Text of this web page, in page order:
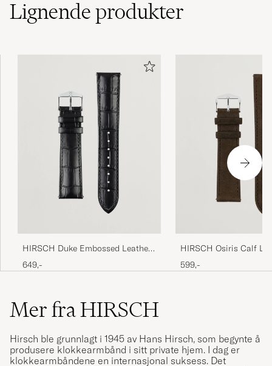
Lignendeprodukter
HIRSCH Duke Embossed Leather
Watch Strap Black
649,-
HIRSCH Osiris Calf
Nubuck Effect Watch
599,-
Mer fra HIRSCH
Hirsch ble grunnlagt i 1945 av Hans Hirsch, som begynte å
produsere klokkearmbånd i sitt private hjem. I dag er
klokkearmbåndene en internasjonal suksess. Det